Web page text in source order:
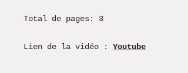
Total de pages: 3
Lien de la vidéo : Youtube